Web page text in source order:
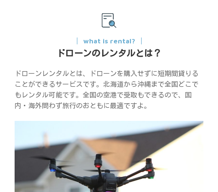
what is rental?
ドローンのレンタルとは？
ドローンレンタルとは、ドローンを購入せずに短期間貸りる
ことができるサービスです。北海道から沖縄まで全国どこで
もレンタル可能です。全国の空港で受取もできるので、国
内・海外問わず旅行のおともに最適ですよ。